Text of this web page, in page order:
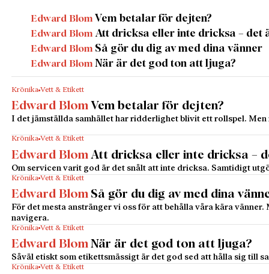
Edward Blom Vem betalar för dejten?
Edward Blom Att dricksa eller inte dricksa – det
Edward Blom Så gör du dig av med dina vänner
Edward Blom När är det god ton att ljuga?
Krönika Vett & Etikett
Edward Blom Vem betalar för dejten?
I det jämställda samhället har ridderlighet blivit ett rollspel. Men
Krönika Vett & Etikett
Edward Blom Att dricksa eller inte dricksa –
Om servicen varit god är det snålt att inte dricksa. Samtidigt
Krönika Vett & Etikett
Edward Blom Så gör du dig av med dina
För det mesta anstränger vi oss för att behålla våra kära
navigera.
Krönika Vett & Etikett
Edward Blom När är det god ton att ljuga?
Såväl etiskt som etikettsmässigt är det god sed att hålla sig till
Krönika Vett & Etikett